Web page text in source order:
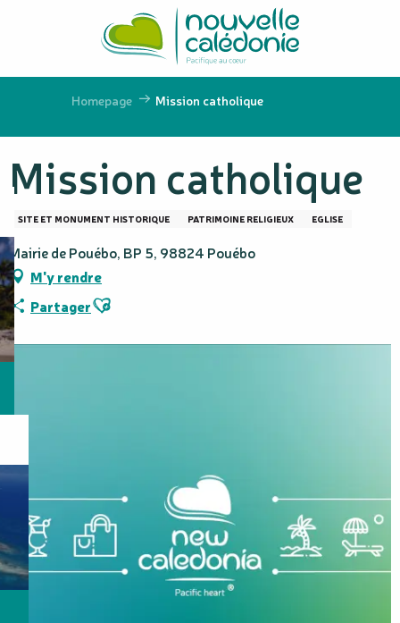
principal
Homepage Mission catholique
Mission catholique
SITE ET MONUMENT HISTORIQUE PATRIMOINE RELIGIEUX EGLISE
Mairie de Pouébo, BP 5, 98824 Pouébo
M'y rendre
PartagerAjouter aux favoris